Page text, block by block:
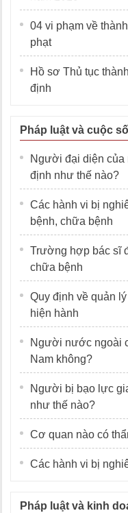
04 vi phạm về
phạt
Hồ sơ Thủ tục
định
Pháp luật và cuộc
Người đại diện
định như thế nào?
Các hành vi bị
bệnh, chữa bệnh
Trường hợp bác sĩ
chữa bệnh
Quy định về quản
hiện hành
Người nước ngoài
Nam không?
Người bị bạo lực
như thế nào?
Cơ quan nào có
Các hành vi bị
Pháp luật và kinh